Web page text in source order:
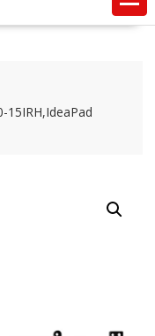
15IRH,IdeaPad